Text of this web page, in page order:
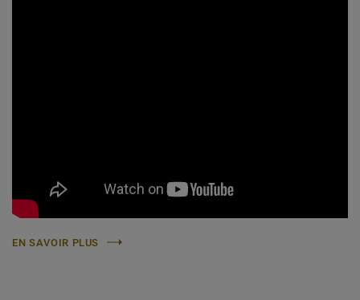
EN SAVOIR PLUS